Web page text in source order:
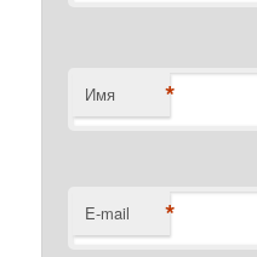
Имя *
E-mail *